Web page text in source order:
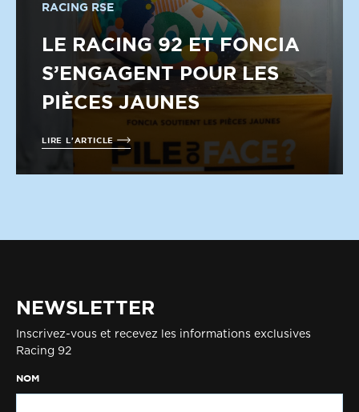
RACING RSE
LE RACING 92 ET FONCIA
S’ENGAGENT POUR LES
PIÈCES JAUNES
LIRE L'ARTICLE
NEWSLETTER
Inscrivez-vous et recevez les informations exclusives
Racing 92
NOM